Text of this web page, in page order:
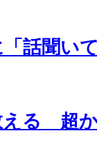
話聞い
える 超